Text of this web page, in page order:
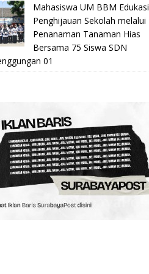
Mahasiswa UM BBM Edukasi
Penghijauan Sekolah melalui
Penanaman Tanaman Hias
Bersama 75 Siswa SDN
01